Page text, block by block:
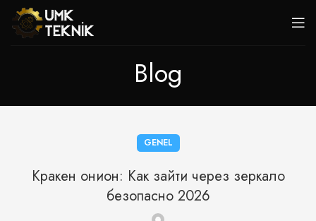
Blog
GENEL
Кракен онион: Как зайти через зеркало
безопасно 2026